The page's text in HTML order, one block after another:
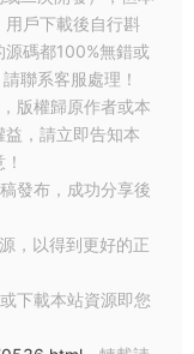
戶下載後自行斟
碼都100%無錯或
聯系客服處理！
版權歸原作者或本
，請立即告知本
發布，成功分享後
，以得到更好的正
下載本站資源即您